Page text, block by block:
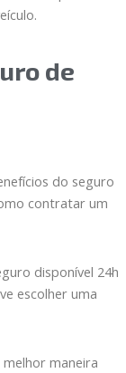
de
do seguro
contratar um
disponível 24h
escolher uma
maneira